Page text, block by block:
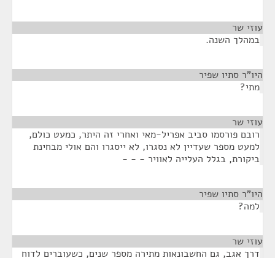
עוזי שר
במהלך השנה.
היו"ר סתיו שפיר
מתי?
עוזי שר
רובם פורסמו סביב אפריל-מאי ואחרי זה היתר, כמעט כולם,
למעט מספר שעדיין לא נסגרו, לא ייסגרו והם אולי מבחינת
ביקורת, בגלל העלייה לאוויר - - -
היו"ר סתיו שפיר
למה?
עוזי שר
דרך אגב, גם החשבונאות מתירה מספר שנים, כשעוברים לדוח